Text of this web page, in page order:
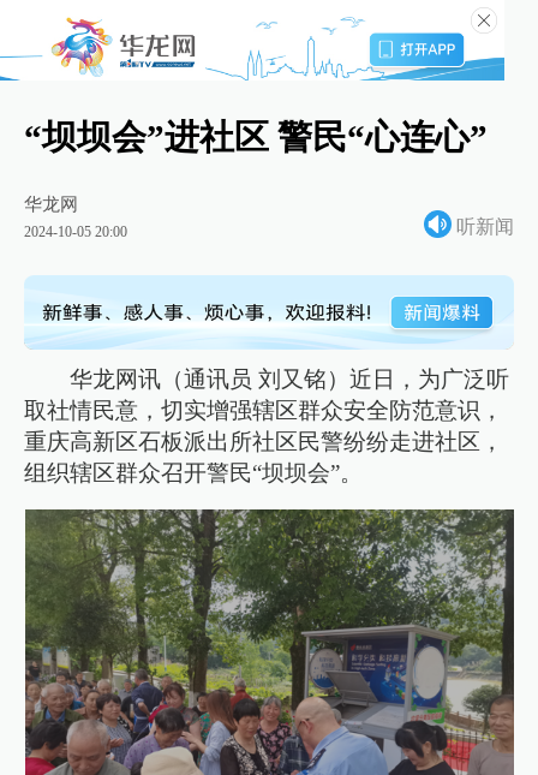
“坝坝会”进社区 警民“心连心”
华龙网
2024-10-05 20:00 听新闻
华龙网讯（通讯员 刘又铭）近日，为广泛听
取社情民意，切实增强辖区群众安全防范意识，
重庆高新区石板派出所社区民警纷纷走进社区，
组织辖区群众召开警民“坝坝会”。